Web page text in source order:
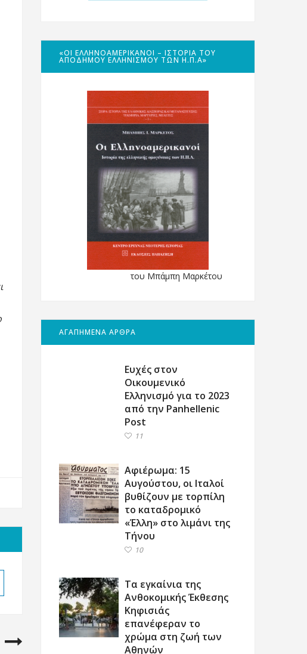
«ΟΙ ΕΛΛΗΝΟΑΜΕΡΙΚΑΝΟΊ – ΙΣΤΟΡΊΑ ΤΟΥ
ΑΠΌΔΗΜΟΥ ΕΛΛΗΝΙΣΜΟΎ ΤΩΝ Η.Π.Α»
του Μπάμπη Μαρκέτου
ΑΓΑΠΗΜΕΝΑ ΑΡΘΡΑ
Ευχές στον
Οικουμενικό
Ελληνισμό για το 2023
από την Panhellenic
Post
11
Αφιέρωμα: 15
Αυγούστου, οι Ιταλοί
βυθίζουν με τορπίλη
το καταδρομικό
«Έλλη» στο λιμάνι της
Τήνου
10
Τα εγκαίνια της
Ανθοκομικής Έκθεσης
Κηφισιάς
επανέφεραν το
χρώμα στη ζωή των
Αθηνών